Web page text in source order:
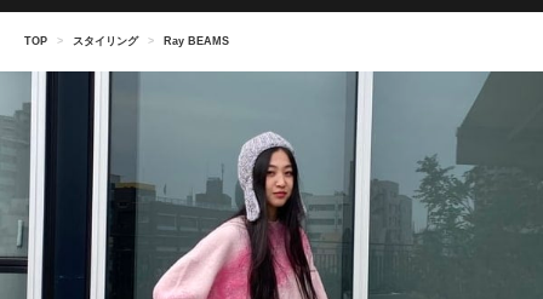
TOP > スタイリング > Ray BEAMS